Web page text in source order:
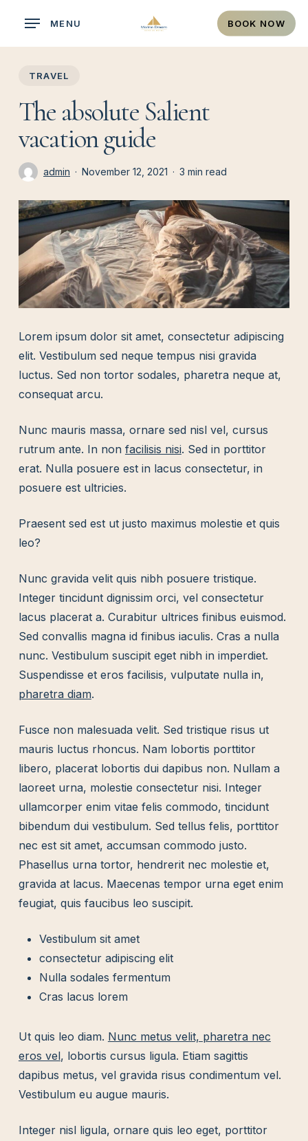
main
BOOK NOW
MENU
TRAVEL
The absolute Salient
vacation guide
admin November 12, 2021 3 min read
Lorem ipsum dolor sit amet, consectetur adipiscing
elit. Vestibulum sed neque tempus nisi gravida
luctus. Sed non tortor sodales, pharetra neque at,
consequat arcu.
Nunc mauris massa, ornare sed nisl vel, cursus
rutrum ante. In non facilisis nisi. Sed in porttitor
erat. Nulla posuere est in lacus consectetur, in
posuere est ultricies.
Praesent sed est ut justo maximus molestie et quis
leo?
Nunc gravida velit quis nibh posuere tristique.
Integer tincidunt dignissim orci, vel consectetur
lacus placerat a. Curabitur ultrices finibus euismod.
Sed convallis magna id finibus iaculis. Cras a nulla
nunc. Vestibulum suscipit eget nibh in imperdiet.
Suspendisse et eros facilisis, vulputate nulla in,
pharetra diam.
Fusce non malesuada velit. Sed tristique risus ut
mauris luctus rhoncus. Nam lobortis porttitor
libero, placerat lobortis dui dapibus non. Nullam a
laoreet urna, molestie consectetur nisi. Integer
ullamcorper enim vitae felis commodo, tincidunt
bibendum dui vestibulum. Sed tellus felis, porttitor
nec est sit amet, accumsan commodo justo.
Phasellus urna tortor, hendrerit nec molestie et,
gravida at lacus. Maecenas tempor urna eget enim
feugiat, quis faucibus leo suscipit.
Vestibulum sit amet
consectetur adipiscing elit
Nulla sodales fermentum
Cras lacus lorem
Ut quis leo diam. Nunc metus velit, pharetra nec
eros vel, lobortis cursus ligula. Etiam sagittis
dapibus metus, vel gravida risus condimentum vel.
Vestibulum eu augue mauris.
Integer nisl ligula, ornare quis leo eget, porttitor